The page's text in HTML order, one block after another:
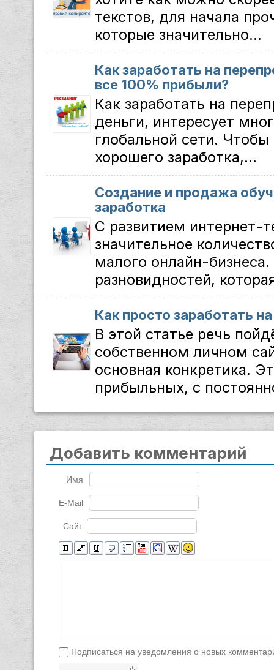
текстов, для начала
которые значительно...
Как заработать на
все 100% прибыли?
Как заработать на
деньги, интересует
глобальной сети.
хорошего заработка,...
Создание и продажа
заработка
С развитием интернет-
значительное
малого онлайн-
разновидностей,
Как просто заработать
В этой статье речь
собственном личном
основная конкретика.
прибыльных, с
Добавить комментарий
Имя
E-Mail
Сайт
Подписаться на уведомления о новых